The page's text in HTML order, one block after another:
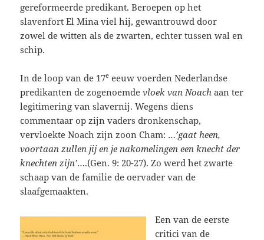
gereformeerde predikant. Beroepen op het
slavenfort El Mina viel hij, gewantrouwd door
zowel de witten als de zwarten, echter tussen wal en
schip.
In de loop van de 17e eeuw voerden Nederlandse
predikanten de zogenoemdevloek van Noach aan ter
legitimering van slavernij. Wegens diens
commentaar op zijn vaders dronkenschap,
vervloekte Noach zijn zoon Cham: …’gaat heen,
voortaan zullen jij en je nakomelingen een knecht der
knechten zijn’….(Gen. 9: 20-27). Zo werd het zwarte
schaap van de familie de oervader van de
slaafgemaakten.
Een van de eerste
critici van de